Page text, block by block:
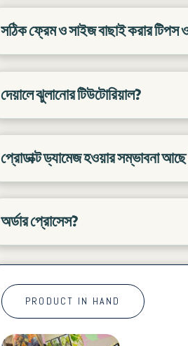
সঠিক ফ্রেম ও সাইজ বাছাই করার টিপস
দেয়ালে ঝুলানোর টিউটোরিয়াল?
প্রোডাক্ট ড্যামেজ হওয়ার সম্ভাবনা আছে
অর্ডার প্রোসেস?
PRODUCT IN HAND